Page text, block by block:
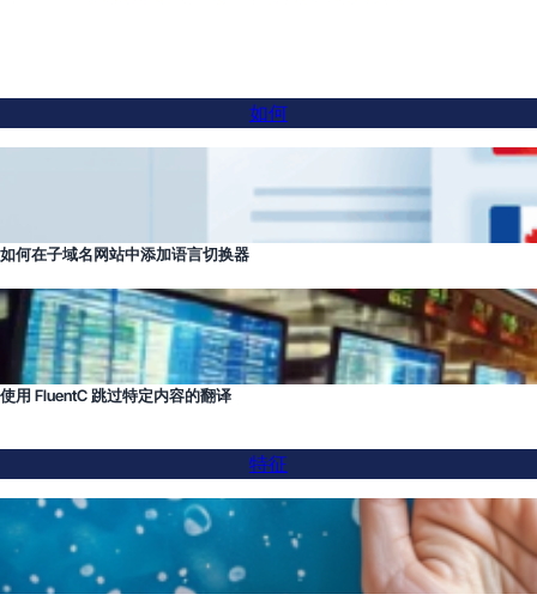
如何
如何在子域名网站中添加语言切换器
使用 FluentC 跳过特定内容的翻译
特征